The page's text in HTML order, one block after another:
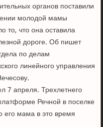
органов поставили
молодой мамы
то, что она оставила
дороге. Об пишет
по делам
линейного управления
7 апреля. Трехлетнего
Речной в поселке
его мама в это время